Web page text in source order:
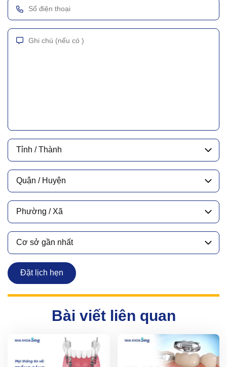
Tỉnh / Thành
Quận / Huyện
Phường / Xã
Cơ sở gần nhất
Đặt lịch hẹn
Bài viết liên quan